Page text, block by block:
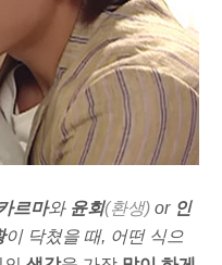
르마와 윤회(환생) or 인
이 닥쳤을 때, 어떤 식으